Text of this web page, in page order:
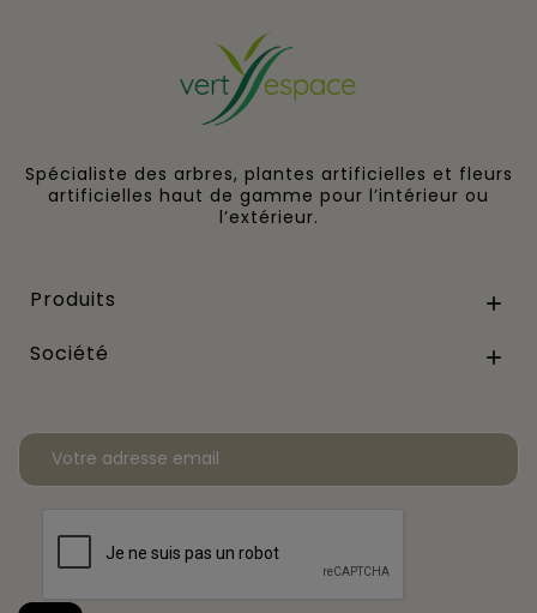
Spécialiste des arbres, plantes artificielles et fleurs
artificielles haut de gamme pour l’intérieur ou
l’extérieur.
Produits 
Société 